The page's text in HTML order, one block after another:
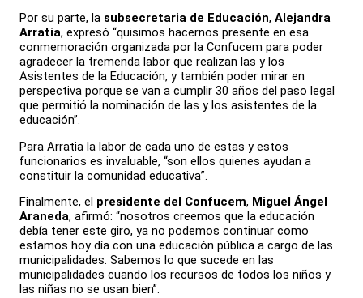
Por su parte, la subsecretaria de Educación, Alejandra
Arratia, expresó “quisimos hacernos presente en esa
conmemoración organizada por la Confucem para poder
agradecer la tremenda labor que realizan las y los
Asistentes de la Educación, y también poder mirar en
perspectiva porque se van a cumplir 30 años del paso legal
que permitió la nominación de las y los asistentes de la
educación”.
Para Arratia la labor de cada uno de estas y estos
funcionarios es invaluable, “son ellos quienes ayudan a
constituir la comunidad educativa”.
Finalmente, el presidente del Confucem, Miguel Ángel
Araneda, afirmó: “nosotros creemos que la educación
debía tener este giro, ya no podemos continuar como
estamos hoy día con una educación pública a cargo de las
municipalidades. Sabemos lo que sucede en las
municipalidades cuando los recursos de todos los niños y
las niñas no se usan bien”.